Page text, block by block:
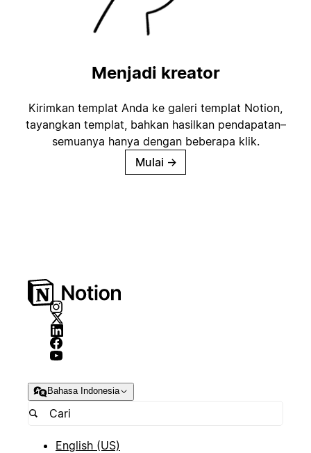
Menjadi kreator
Kirimkan templat Anda ke galeri templat Notion,
tayangkan templat, bahkan hasilkan pendapatan–
semuanya hanya dengan beberapa klik.
Mulai →
Bahasa Indonesia
English (US)